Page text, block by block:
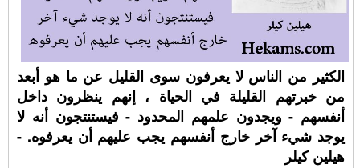
الكثير من الناس لا يعرفون سوى القليل عن ما هو أبعد
من خبرتهم القليلة في الحياة ، إنهم ينظرون داخل
أنفسهم - ويجدون علمهم المحدود - فيستنتجون أنه لا
يوجد شيء آخر خارج أنفسهم يجب عليهم أن يعرفوه. -
هيلين كيلر